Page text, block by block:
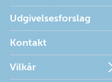
Udgivelsesforslag
Kontakt
Vilkår